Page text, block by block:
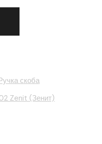
РС100.02 Zenit
скоба
Zenit (Зенит)